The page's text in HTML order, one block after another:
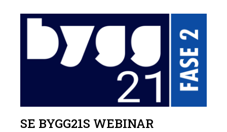
SE BYGG21S WEBINAR